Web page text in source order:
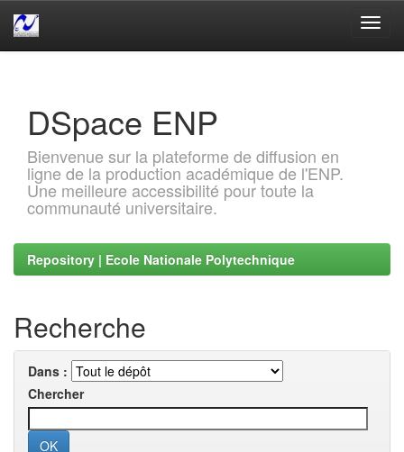
DSpace ENP
Bienvenue sur la plateforme de diffusion en
ligne de la production académique de l'ENP.
Une meilleure accessibilité pour toute la
communauté universitaire.
Repository | Ecole Nationale Polytechnique
Recherche
Dans :
Chercher